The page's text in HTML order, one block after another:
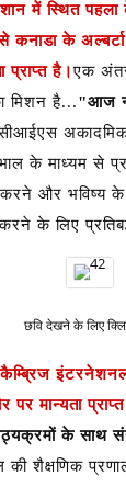
में स्थित पहला
कनाडा के अल्बर्टा
प्राप्त है।एक
मिशन है..."आज
के माध्यम से
करने और भविष्य
के लिए
छवि देखने के लिए
इंटरनेशनल
पर मान्यता
के साथ
शैक्षणिक